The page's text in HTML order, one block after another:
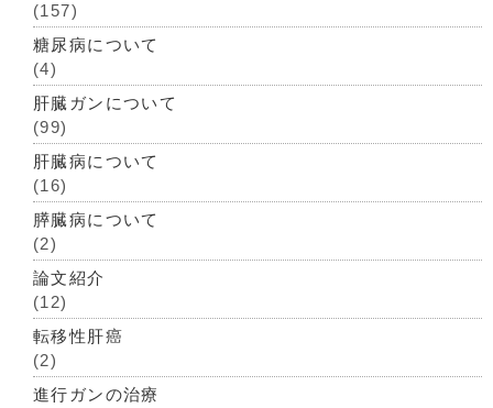
(157)
糖尿病について
(4)
肝臓ガンについて
(99)
肝臓病について
(16)
膵臓病について
(2)
論文紹介
(12)
転移性肝癌
(2)
進行ガンの治療